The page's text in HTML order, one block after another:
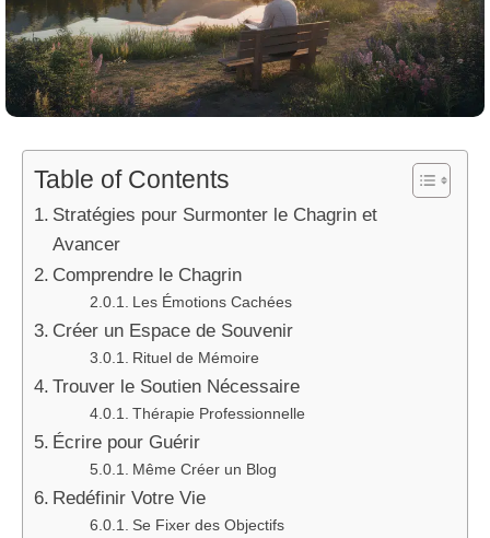
Table of Contents
Stratégies pour Surmonter le Chagrin et
Avancer
Comprendre le Chagrin
Les Émotions Cachées
Créer un Espace de Souvenir
Rituel de Mémoire
Trouver le Soutien Nécessaire
Thérapie Professionnelle
Écrire pour Guérir
Même Créer un Blog
Redéfinir Votre Vie
Se Fixer des Objectifs